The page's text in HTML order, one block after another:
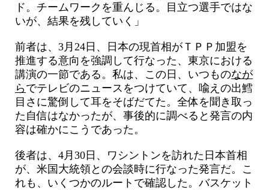
ド。チームワークを重んじる。目立つ選手ではな
いが、結果を残していく」
前者は、3月24日、日本の現首相がＴＰＰ加盟を
推進する意向を強調して行なった、東京における
講演の一節である。私は、この日、いつものなが
らでテレビのニュースをつけていて、喩えの出鱈
目さに驚倒して耳をそばだてた。全体を聞き取っ
た自信はなかったが、事後的に調べると発言の内
容は確かにこうであった。
後者は、4月30日、ワシントンを訪れた日本首相
が、米国大統領との会談時に行なった発言だ。こ
れも、いくつかのルートで確認した。バスケット